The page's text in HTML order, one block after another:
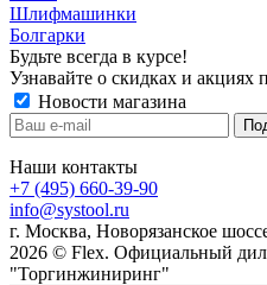
Шлифмашинки
Болгарки
Будьте всегда в курсе!
Узнавайте о скидках и акциях
Новости магазина
Наши контакты
+7 (495) 660-39-90
info@systool.ru
г. Москва, Новорязанское
2026 © Flex. Официальный
"Торгинжиниринг"